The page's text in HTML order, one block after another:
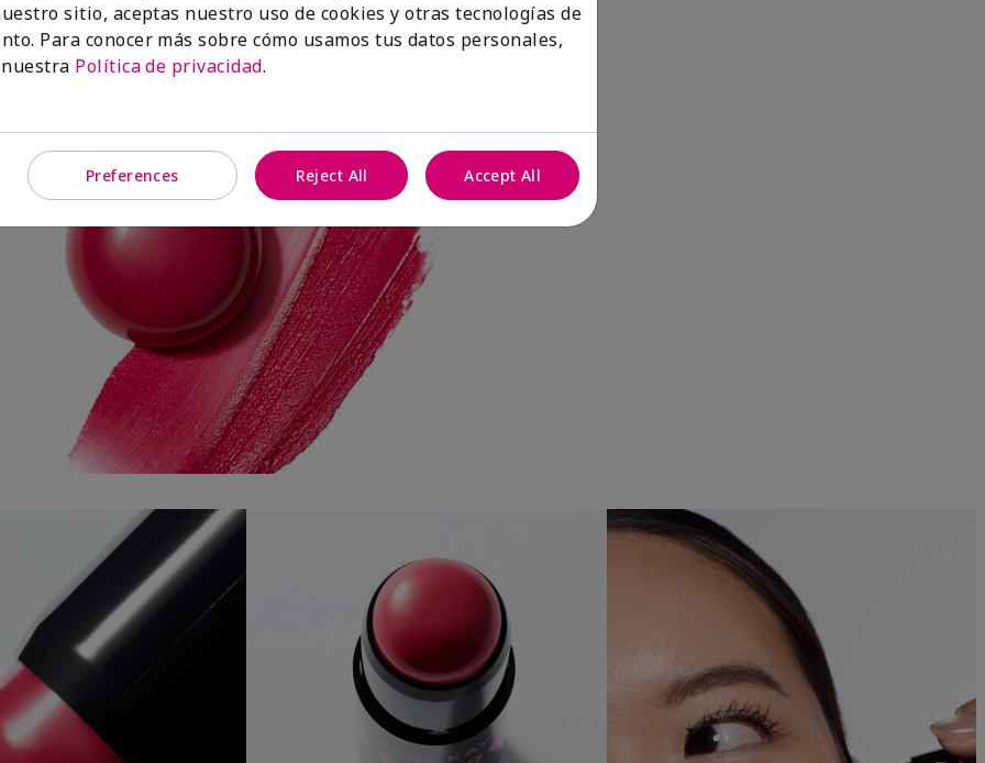
Spark Change
sitio, aceptas nuestro uso de cookies y otras tecnologías de
Para conocer más sobre cómo usamos tus datos personales,
Política de privacidad.
Preferences Reject All Accept All